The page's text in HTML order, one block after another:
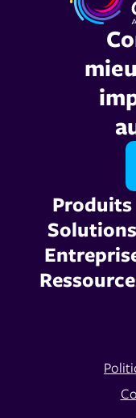
Produits
Solutions